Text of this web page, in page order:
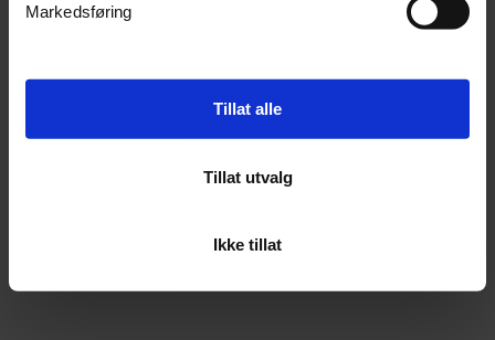
Markedsføring
Tillat alle
Tillat utvalg
Ikke tillat
46 cm